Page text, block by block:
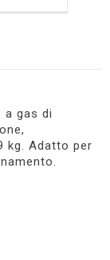
gas di
kg. Adatto per